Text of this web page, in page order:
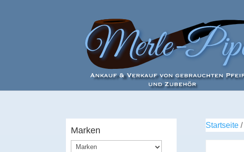
Startseite/
Marken